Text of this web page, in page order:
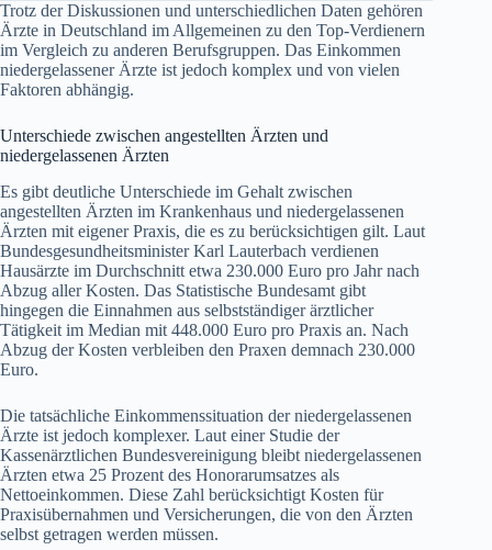
Trotz der Diskussionen und unterschiedlichen Daten gehören
Ärzte in Deutschland im Allgemeinen zu den Top-Verdienern
im Vergleich zu anderen Berufsgruppen. Das Einkommen
niedergelassener Ärzte ist jedoch komplex und von vielen
Faktoren abhängig.
Unterschiede zwischen angestellten Ärzten und
niedergelassenen Ärzten
Es gibt deutliche Unterschiede im Gehalt zwischen
angestellten Ärzten im Krankenhaus und niedergelassenen
Ärzten mit eigener Praxis, die es zu berücksichtigen gilt. Laut
Bundesgesundheitsminister Karl Lauterbach verdienen
Hausärzte im Durchschnitt etwa 230.000 Euro pro Jahr nach
Abzug aller Kosten. Das Statistische Bundesamt gibt
hingegen die Einnahmen aus selbstständiger ärztlicher
Tätigkeit im Median mit 448.000 Euro pro Praxis an. Nach
Abzug der Kosten verbleiben den Praxen demnach 230.000
Euro.
Die tatsächliche Einkommenssituation der niedergelassenen
Ärzte ist jedoch komplexer. Laut einer Studie der
Kassenärztlichen Bundesvereinigung bleibt niedergelassenen
Ärzten etwa 25 Prozent des Honorarumsatzes als
Nettoeinkommen. Diese Zahl berücksichtigt Kosten für
Praxisübernahmen und Versicherungen, die von den Ärzten
selbst getragen werden müssen.